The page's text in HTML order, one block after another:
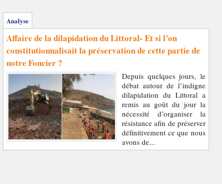
Analyse
Affaire de la dilapidation du Littoral- Et si l’on
constitutionnalisait la préservation de cette partie de
notre Foncier ?
Depuis quelques jours, le
débat autour de l’indigne
dilapidation du Littoral a
remis au goût du jour la
nécessité d’organiser la
résistance afin de préserver
définitivement ce que nous
avons de...